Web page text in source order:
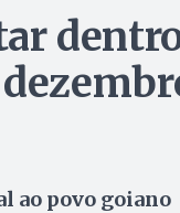
ao povo goiano